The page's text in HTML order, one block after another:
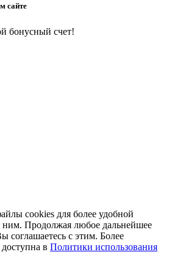
сайте
бонусный счет!
cookies для более удобной
ним. Продолжая любое дальнейшее
соглашаетесь с этим. Более
в Политики использования